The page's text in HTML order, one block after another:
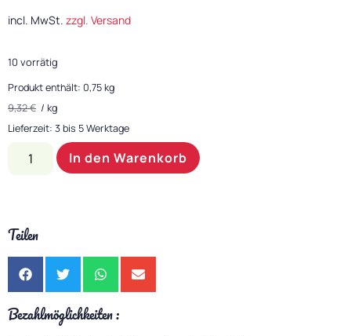
incl. MwSt. zzgl. Versand
10 vorrätig
Produkt enthält: 0,75kg
9,32€ / kg
Lieferzeit: 3 bis 5 Werktage
In den Warenkorb
Teilen
Bezahlmöglichkeiten :